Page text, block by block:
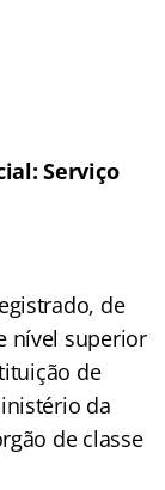
Serviço
de
nível superior
de
da
de classe